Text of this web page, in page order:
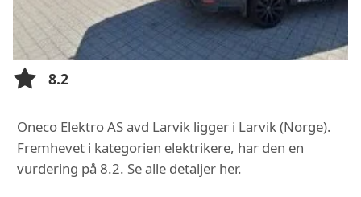
8.2
Oneco Elektro AS avd Larvik ligger i Larvik (Norge).
Fremhevet i kategorien elektrikere, har den en
vurdering på 8.2. Se alle detaljer her.